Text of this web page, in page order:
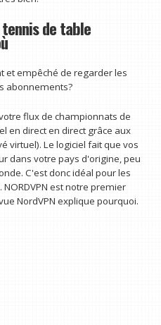
de table
et empêché de regarder les
abonnements?
flux de championnats de
en direct en direct grâce aux
virtuel). Le logiciel fait que vos
dans votre pays d'origine, peu
C'est donc idéal pour les
est notre premier
NordVPN explique pourquoi.